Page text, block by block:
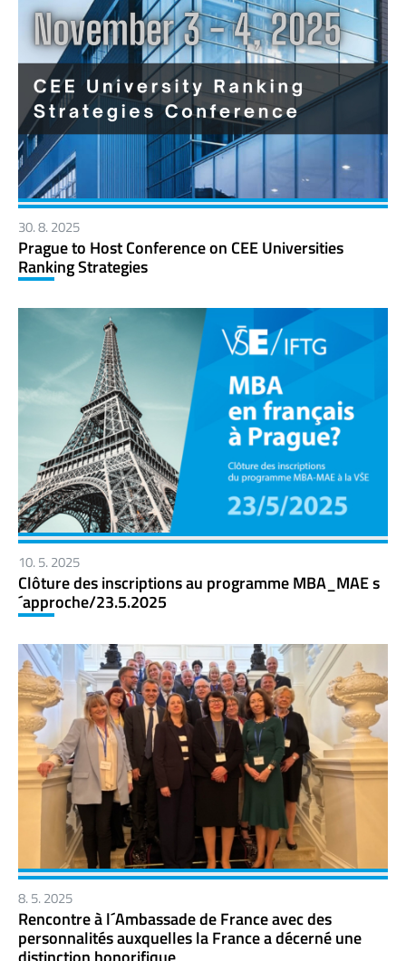
30. 8. 2025
Prague to Host Conference on CEE Universities
Ranking Strategies
10. 5. 2025
Clôture des inscriptions au programme MBA_MAE s
´approche/23.5.2025
8. 5. 2025
Rencontre à l´Ambassade de France avec des
personnalités auxquelles la France a décerné une